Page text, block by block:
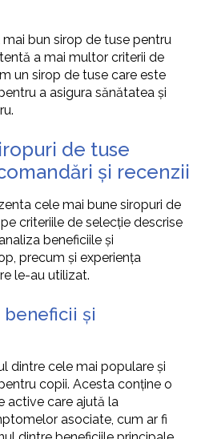
bun sirop de tuse pentru
a mai multor criterii de
un sirop de tuse care este
a asigura sănătatea și
de tuse
și recenzii
cele mai bune siropuri de
criteriile de selecție descrise
beneficiile și
precum și experiența
le-au utilizat.
beneficii și
dintre cele mai populare și
copii. Acesta conține o
active care ajută la
asociate, cum ar fi